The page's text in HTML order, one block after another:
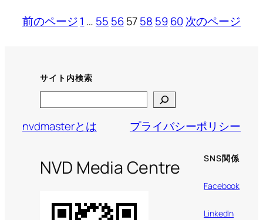
前のページ1 … 55 56 5758 59 60 次のページ
サイト内検索
nvdmasterとは
プライバシーポリシー
NVD Media Centre SNS関係
Facebook
LinkedIn